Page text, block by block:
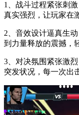
1、战斗过程紧张刺
真实强烈，让玩家在
2、音效设计逼真生
到力量释放的震撼，
3、对决氛围紧张激
突发状况，每一次出